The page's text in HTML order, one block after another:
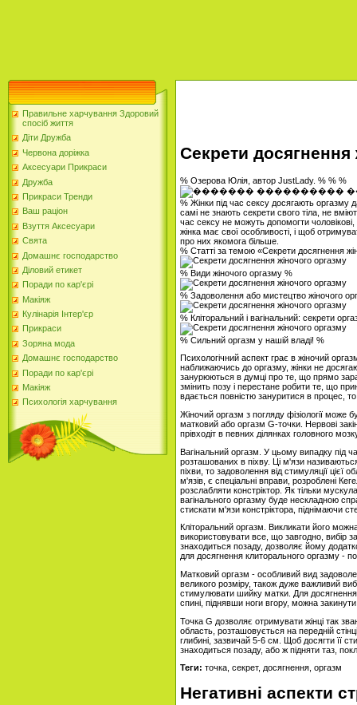
Правильне харчування Здоровий
спосіб життя
Діти Дружба
Червона доріжка
Аксесуари Прикраси
Дружба
Прикраси Тренди
Ваш раціон
Взуття Аксесуари
Свята
Домашнє господарство
Діловий етикет
Поради по кар'єрі
Макіяж
Кулінарія Інтер'єр
Прикраси
Зоряна мода
Домашнє господарство
Поради по кар'єрі
Макіяж
Психологія харчування
Секрети досягнення
% Озерова Юлія, автор JustLady. % % %
% Жінки під час сексу досягають оргазму
самі не знають секрети свого тіла, не
час сексу не можуть допомогти
жінка має свої особливості, і щоб
про них якомога більше.
% Статті за темою «Секрети досягнення
% Види жіночого оргазму %
% Задоволення або мистецтво жіночого
% Кліторальний і вагінальний: секрети
% Сильний оргазм у нашій владі! %
Психологічний аспект грає в жіночий
наближаючись до оргазму, жінки не
занурюються в думці про те, що прямо
змінить позу і перестане робити те, що
вдається повністю зануритися в процес,
Жіночий оргазм з погляду фізіології може
матковий або оргазм G-точки. Нервові
прівходіт в певних ділянках головного
Вагінальний оргазм. У цьому випадку під
розташованих в піхву. Ці м'язи
піхви, то задоволення від стимуляції
м'язів, є спеціальні вправи, розроблені
розслабляти констріктор. Як тільки
вагінального оргазму буде нескладною
стискати м'язи констріктора, піднімаючи
Кліторальний оргазм. Викликати його
використовувати все, що завгодно, вибір
знаходиться позаду, дозволяє йому
для досягнення клиторального оргазму -
Матковий оргазм - особливий вид
великого розміру, також дуже важливий
стимулювати шийку матки. Для досягнення
спині, піднявши ноги вгору, можна
Точка G дозволяє отримувати жінці так
область, розташовується на передній
глибині, зазвичай 5-6 см. Щоб досягти її
знаходиться позаду, або ж підняти таз,
Теги: точка, секрет, досягнення, оргазм
Негативні аспекти